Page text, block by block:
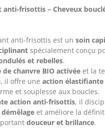
frisottis – Cheveux
anti-frisottis est unsoin
spécialement conçu
et rebelles.
de chanvre BIO activée et la
, il offre uneaction
et souplesse aux boucles.
action anti-frisottis, il
démêlage et améliore la
douceur et brillance.